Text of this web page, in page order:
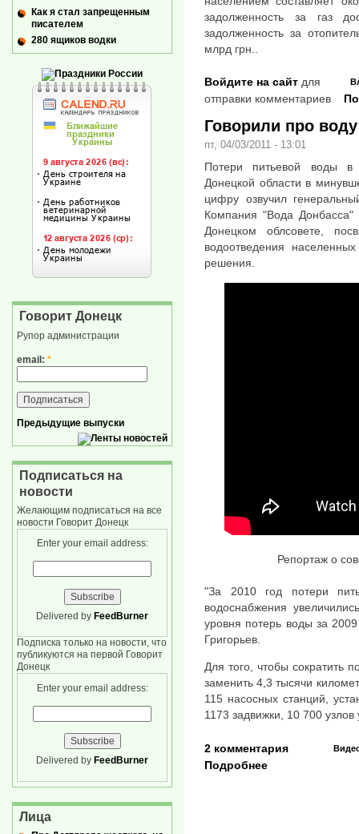
задолженность за газ
задолженность за
млрд грн..
Войдите на сайт для
отправки комментариев
Говорили про
пт, 04/03/2011 - 13:01
Потери питьевой воды в
Донецкой области в
цифру озвучил
Компания "Вода
Донецком облсовете,
водоотведения
решения.
Репортаж о
"За 2010 год потери
водоснабжения
уровня потерь воды за
Григорьев.
Для того, чтобы сократить
заменить 4,3 тысячи
115 насосных станций,
1173 задвижки, 10 700
2 комментария
Подробнее
Как я стал запрещенным
писателем
280 ящиков водки
Говорит Донецк
Рупор администрации
email: *
Предыдущие выпуски
Подписаться на
новости
Желающим подписаться на все
новости Говорит Донецк
Enter your email address:
Delivered by FeedBurner
Подписка только на новости, что
публикуются на первой Говорит
Донецк
Enter your email address:
Delivered by FeedBurner
Лица